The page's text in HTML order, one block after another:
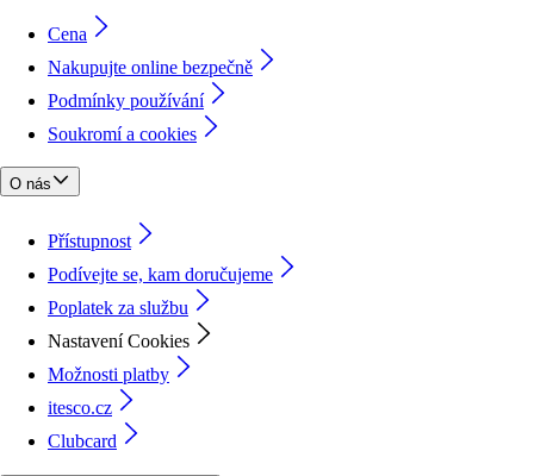
Cena
Nakupujte online bezpečně
Podmínky používání
Soukromí a cookies
O nás
Přístupnost
Podívejte se, kam doručujeme
Poplatek za službu
Nastavení Cookies
Možnosti platby
itesco.cz
Clubcard